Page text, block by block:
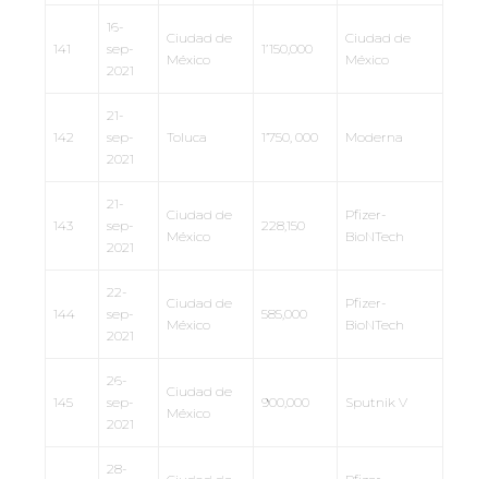
141
16-
sep-
2021
Ciudad de
México
1’150,000
Ciudad de
México
142
21-
sep-
2021
Toluca 1’750, 000 Moderna
143
21-
sep-
2021
Ciudad de
México
228,150
Pfizer-
BioNTech
144
22-
sep-
2021
Ciudad de
México
585,000
Pfizer-
BioNTech
145
26-
sep-
2021
Ciudad de
México
900,000 Sputnik V
28-